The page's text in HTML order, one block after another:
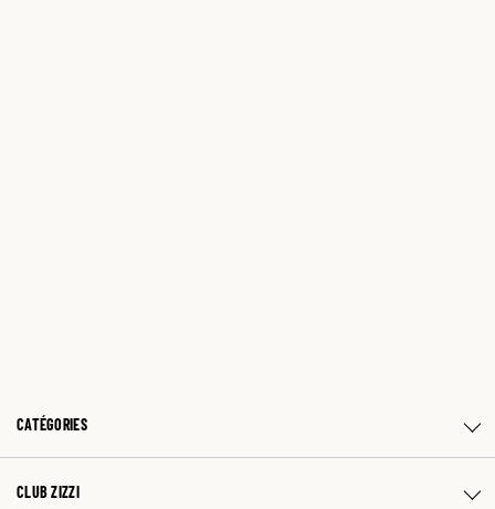
CATÉGORIES
CLUB ZIZZI